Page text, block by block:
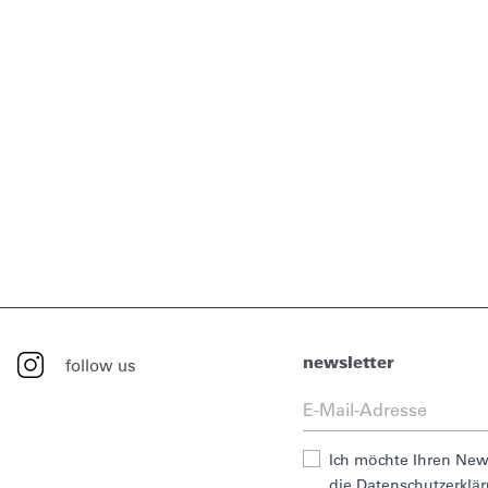
follow us newsletter
Ich möchte Ihren